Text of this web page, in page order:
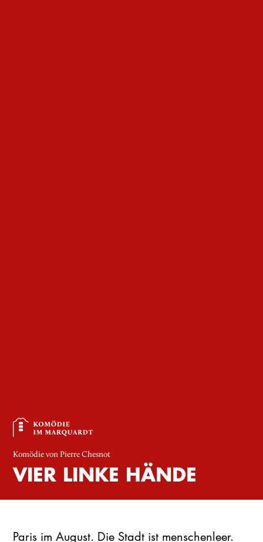
Komödie von Pierre Chesnot
VIER LINKE HÄNDE
Paris im August. Die Stadt ist menschenleer.